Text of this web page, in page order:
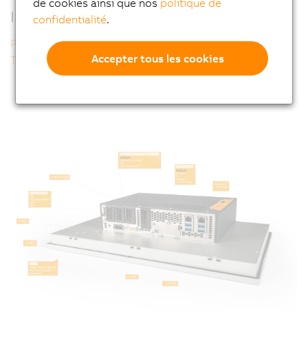
Informations supplémentaires
Panel PC 3100 single-touch
Technologies multi-touch
confidentialité.
Accepter tous les cookies